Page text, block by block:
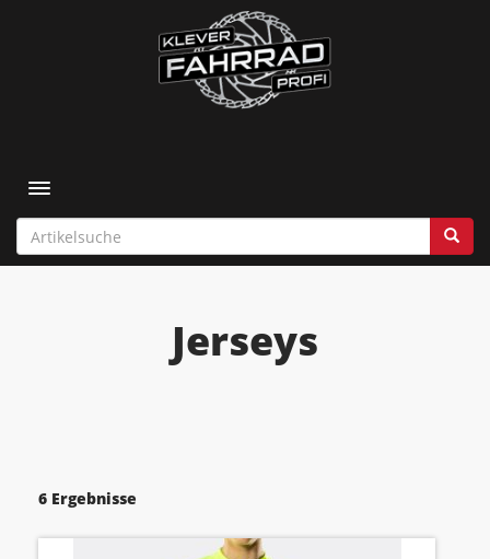
Toggle navigation
Jerseys
6 Ergebnisse